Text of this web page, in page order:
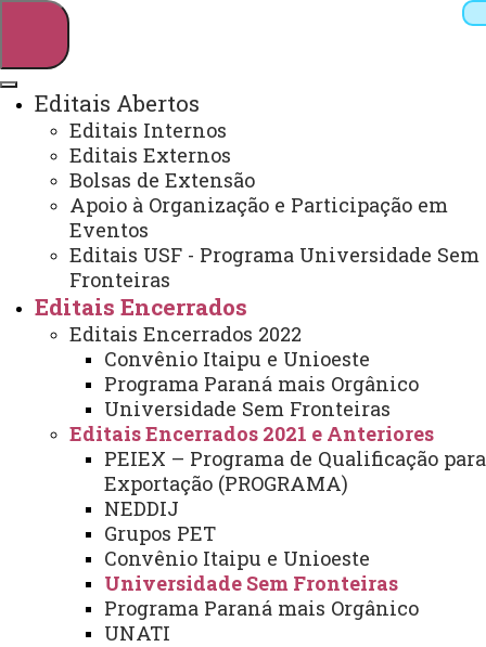
Webmail
Arquivo Virtual
Editais Abertos
Editais Internos
Editais Externos
Bolsas de Extensão
Apoio à Organização e Participação em
Eventos
Editais USF - Programa Universidade Sem
Fronteiras
Editais Encerrados
Editais Encerrados 2022
Convênio Itaipu e Unioeste
Programa Paraná mais Orgânico
Universidade Sem Fronteiras
Editais Encerrados 2021 e Anteriores
PEIEX – Programa de Qualificação para
Exportação (PROGRAMA)
NEDDIJ
Grupos PET
Convênio Itaipu e Unioeste
Universidade Sem Fronteiras
Programa Paraná mais Orgânico
UNATI
Edital 005/2017 - Seleção para
bolsista estagiaria na area de
pedagogia.
Data Título